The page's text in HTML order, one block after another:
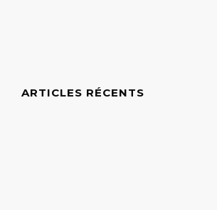
ARTICLES RÉCENTS